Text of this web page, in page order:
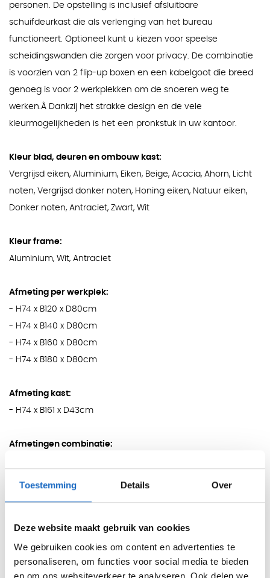
Toestemming Details Over
Deze website maakt gebruik van cookies
We gebruiken cookies om content en advertenties te
personaliseren, om functies voor social media te bieden
en om ons websiteverkeer te analyseren. Ook delen we
personen. De opstelling is inclusief afsluitbare
schuifdeurkast die als verlenging van het bureau
functioneert. Optioneel kunt u kiezen voor speelse
scheidingswanden die zorgen voor privacy. De combinatie
is voorzien van 2 flip-up boxen en een kabelgoot die breed
genoeg is voor 2 werkplekken om de snoeren weg te
werken.Â Dankzij het strakke design en de vele
kleurmogelijkheden is het een pronkstuk in uw kantoor.
Kleur blad, deuren en ombouw kast:
Vergrijsd eiken, Aluminium, Eiken, Beige, Acacia, Ahorn, Licht
noten, Vergrijsd donker noten, Honing eiken, Natuur eiken,
Donker noten, Antraciet, Zwart, Wit
Kleur frame:
Aluminium, Wit, Antraciet
Afmeting per werkplek:
- H74 x B120 x D80cm
- H74 x B140 x D80cm
- H74 x B160 x D80cm
- H74 x B180 x D80cm
Afmeting kast:
- H74 x B161 x D43cm
Afmetingen combinatie:
Scheidingswand (4cm dik / 35cm hoog):